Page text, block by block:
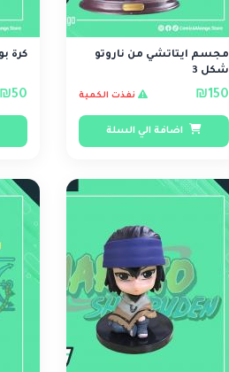
مجسم ايتاتشي من ناروتو
شكل 3
₪150 نفذت الكمية
اضافة الي السلة
كرة
₪50